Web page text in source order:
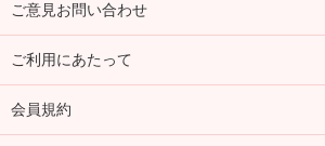
ご意見お問い合わせ
ご利用にあたって
会員規約